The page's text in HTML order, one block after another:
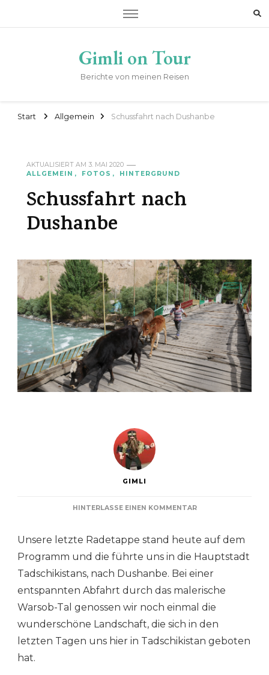
Gimli on Tour
Berichte von meinen Reisen
Start Allgemein Schussfahrt nach Dushanbe
AKTUALISIERT AM 3. MAI 2020
ALLGEMEIN
FOTOS HINTERGRUND
Schussfahrt nach
Dushanbe
GIMLI
HINTERLASSE EINEN KOMMENTARZU
DUSHANBE
Unsere letzte Radetappe stand heute auf dem
Programm und die führte uns in die Hauptstadt
Tadschikistans, nach Dushanbe. Bei einer
entspannten Abfahrt durch das malerische
Warsob-Tal genossen wir noch einmal die
wunderschöne Landschaft, die sich in den
letzten Tagen uns hier in Tadschikistan geboten
hat.